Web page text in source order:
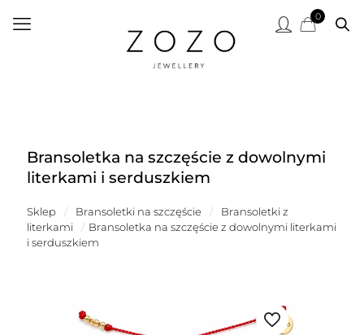
0
Bransoletka na szczęście z dowolnymi
literkami i serduszkiem
Sklep / Bransoletki na szczęście /
Bransoletki z
literkami
/ Bransoletka na szczęście z dowolnymi literkami
i serduszkiem